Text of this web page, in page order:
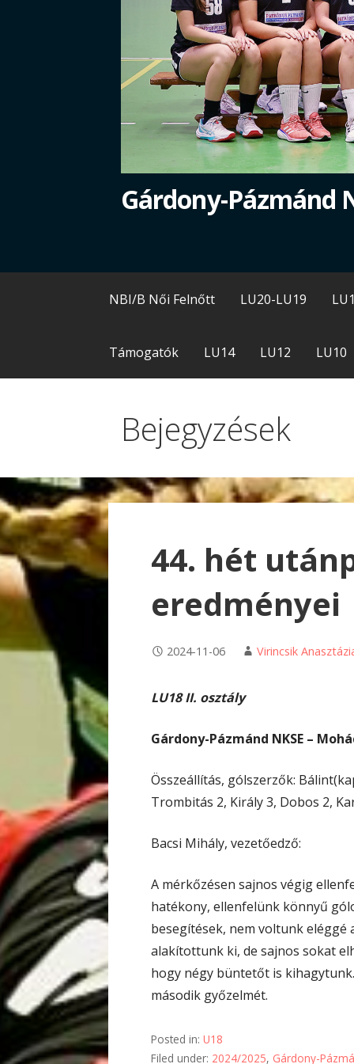
Gárdony-Pázmánd
NBI/B Női Felnőtt LU20-LU19
Támogatók LU14 LU12 LU10
Bejegyzések
44. hét
eredményei
2024-11-06 Virincsik
LU18 II. osztály
Gárdony-Pázmánd NKSE –
Összeállítás, gólszerzők:
Trombitás 2, Király 3, Dobos 2,
Bacsi Mihály, vezetőedző:
A mérkőzésen sajnos végig
hatékony, ellenfelünk könnyű
besegítések, nem voltunk eléggé
alakítottunk ki, de sajnos sokat
hogy négy büntetőt is
második győzelmét.
Posted in:U18
Filed under: 2024/2025, Gárdony-